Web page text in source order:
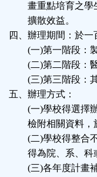
畫重點培育之學生
擴散效益。
四、辦理期間：於
(一)第一階段：製
(二)第二階段：醫
(三)第三階段：其
五、辦理方式：
(一)學校得選擇辦
檢附相關資料，於
(二)學校得整合不
得為院、系、科或
(三)各年度計畫補